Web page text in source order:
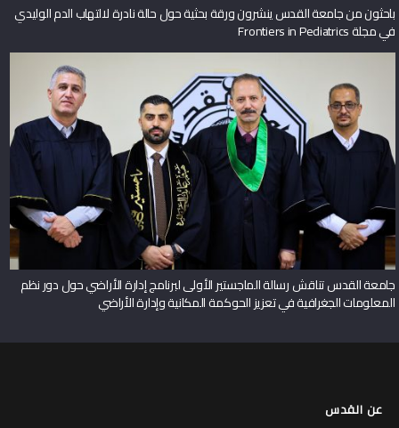
باحثون من جامعة القدس ينشرون ورقة بحثية حول حالة نادرة لالتهاب الدم الوليدي
في مجلة Frontiers in Pediatrics
جامعة القدس تناقش رسالة الماجستير الأولى لبرنامج إدارة الأراضي حول دور نظم
المعلومات الجغرافية في تعزيز الحوكمة المكانية وإدارة الأراضي
عن القدس